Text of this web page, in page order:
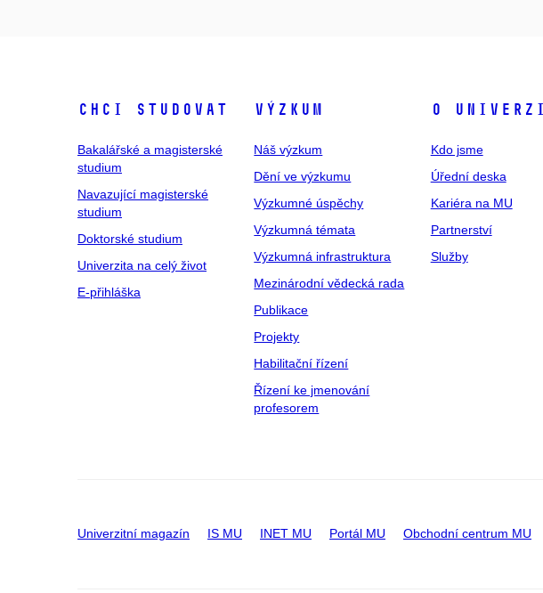
Chci studovat
Bakalářské a magisterské
studium
Navazující magisterské
studium
Doktorské studium
Univerzita na celý život
E-přihláška
Výzkum
Náš výzkum
Dění ve výzkumu
Výzkumné úspěchy
Výzkumná témata
Výzkumná infrastruktura
Mezinárodní vědecká rada
Publikace
Projekty
Habilitační řízení
Řízení ke jmenování
profesorem
O
Kdo jsme
Úřední deska
Kariéra na MU
Partnerství
Služby
Univerzitní magazín IS MU INET MU Portál MU Obchodní centrum MU